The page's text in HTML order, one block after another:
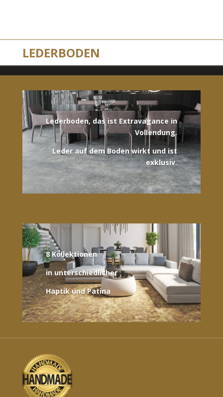
LEDERBODEN
Lederboden, das ist Extravagance in
Vollendung.
Leder auf dem Boden wirkt und ist
exklusiv.
8 Kollektionen
in unterschiedlicher
Haptik und Patina